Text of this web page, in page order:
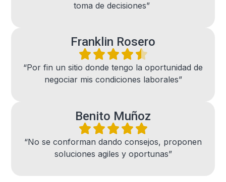
toma de decisiones”
Franklin Rosero
“Por fin un sitio donde tengo la oportunidad de
negociar mis condiciones laborales”
Benito Muñoz
“No se conforman dando consejos, proponen
soluciones agiles y oportunas”